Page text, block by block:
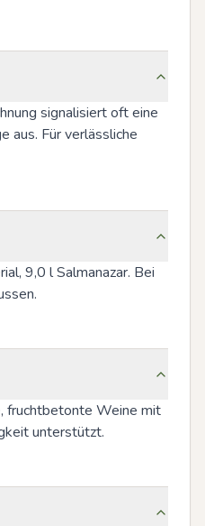
signalisiert oft eine
aus. Für verlässliche
9,0 l Salmanazar. Bei
fruchtbetonte Weine mit
unterstützt.